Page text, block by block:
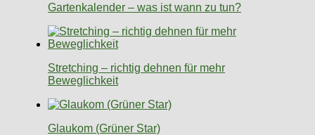
Gartenkalender – was ist wann zu tun?
Stretching – richtig dehnen für mehr
Beweglichkeit
Glaukom (Grüner Star)